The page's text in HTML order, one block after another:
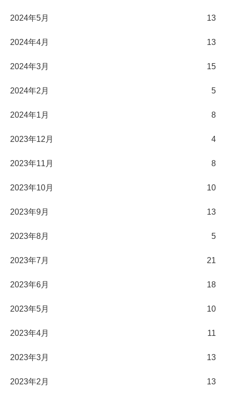
2024年5月 13
2024年4月 13
2024年3月 15
2024年2月 5
2024年1月 8
2023年12月 4
2023年11月 8
2023年10月 10
2023年9月 13
2023年8月 5
2023年7月 21
2023年6月 18
2023年5月 10
2023年4月 11
2023年3月 13
2023年2月 13